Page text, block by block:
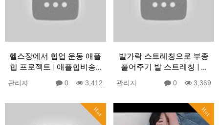
헬스장에서 힙업 운동 애플
힙 프로젝트 | 애플힙비송…
관리자 0 3,412
발가락 스트레칭으로 부종
풀어주기 발 스트레칭 | …
관리자 0 3,369
Hot Hot